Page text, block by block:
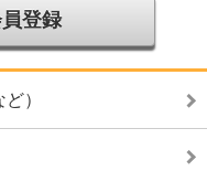
登録
）